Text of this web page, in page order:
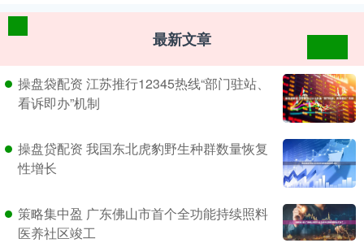
最新文章
操盘袋配资 江苏推行12345热线“部门驻站、
看诉即办”机制
操盘贷配资 我国东北虎豹野生种群数量恢复
性增长
策略集中盈 广东佛山市首个全功能持续照料
医养社区竣工